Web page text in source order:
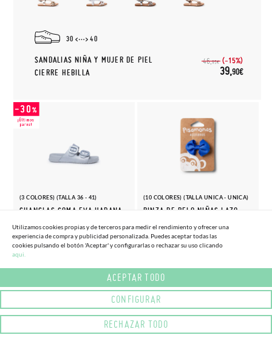
30 40
SANDALIAS NIÑA Y MUJER DE PIEL
CIERRE HEBILLA
46,95€ (-15%)
39,90€
(3 COLORES) (TALLA 36 - 41)
CHANCLAS GOMA EVA HABANA
40,95€ (-30%)
28,66€
(10 COLORES) (TALLA UNICA - UNICA)
PINZA DE PELO NIÑAS LAZO
4,
4, 05€
Utilizamos cookies propias y de terceros para medir el rendimiento y ofrecer una
experiencia de compra y publicidad personalizada. Puedes aceptar todas las
cookies pulsando el botón 'Aceptar' y configurarlas o rechazar su uso clicando
aqui.
ACEPTAR TODO
CONFIGURAR
RECHAZAR TODO